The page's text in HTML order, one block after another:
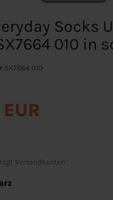
Socks
010 in
SX7664 010
Versandkosten